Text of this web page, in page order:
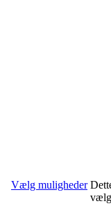
Vælg muligheder